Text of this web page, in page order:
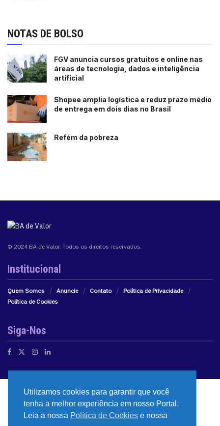
NOTAS DE BOLSO
FGV anuncia cursos gratuitos e online nas
áreas de tecnologia, dados e inteligência
artificial
Shopee amplia logística e reduz prazo médio
de entrega em dois dias no Brasil
Refém da pobreza
© 2024 BA de Valor. Todos os direitos reservados.
Institucional
Quem Somos Anuncie Contato
Política de Privacidade
Política de Cookies
Siga-Nos
Utilizamos cookies para garantir que você
tenha a melhor experiência em nosso Portal.
Leia a nossa Política de Cookies e nossa